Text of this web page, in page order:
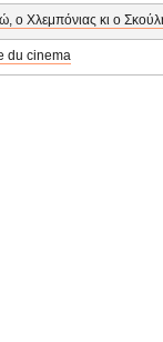
ο Χλεμπόνιας κι ο
du cinema